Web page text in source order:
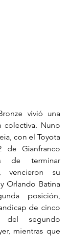
vivió una
colectiva. Nuno
con el Toyota
de Gianfranco
de terminar
vencieron su
Orlando Batina
posición,
de cinco
del segundo
mientras que